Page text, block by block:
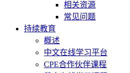
相关资源
常见问题
持续教育
概述
中文在线学习平台
CPE合作伙伴课程